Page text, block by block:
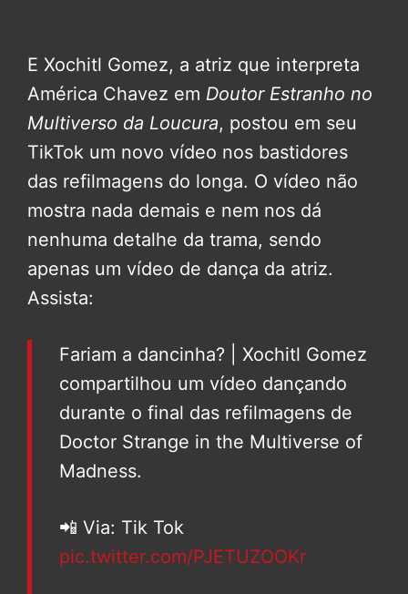
E Xochitl Gomez, a atriz que interpreta
América Chavez em Doutor Estranho no
Multiverso da Loucura, postou em seu
TikTok um novo vídeo nos bastidores
das refilmagens do longa. O vídeo não
mostra nada demais e nem nos dá
nenhuma detalhe da trama, sendo
apenas um vídeo de dança da atriz.
Assista:
Fariam a dancinha? | Xochitl Gomez
compartilhou um vídeo dançando
durante o final das refilmagens de
Doctor Strange in the Multiverse of
Madness.
📲 Via: Tik Tok
pic.twitter.com/PJETUZOOKr